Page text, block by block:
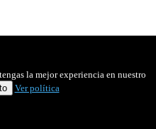
la mejor experiencia en nuestro
Ver política